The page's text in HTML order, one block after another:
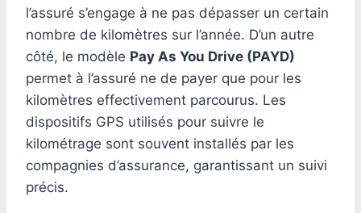
l’assuré s’engage à ne pas dépasser un certain
nombre de kilomètres sur l’année. D’un autre
côté, le modèle Pay As You Drive (PAYD)
permet à l’assuré ne de payer que pour les
kilomètres effectivement parcourus. Les
dispositifs GPS utilisés pour suivre le
kilométrage sont souvent installés par les
compagnies d’assurance, garantissant un suivi
précis.